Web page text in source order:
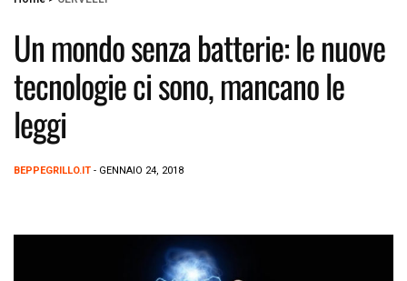
Un mondo senza batterie: le nuove
tecnologie ci sono, mancano le
leggi
BEPPEGRILLO.IT - GENNAIO 24, 2018